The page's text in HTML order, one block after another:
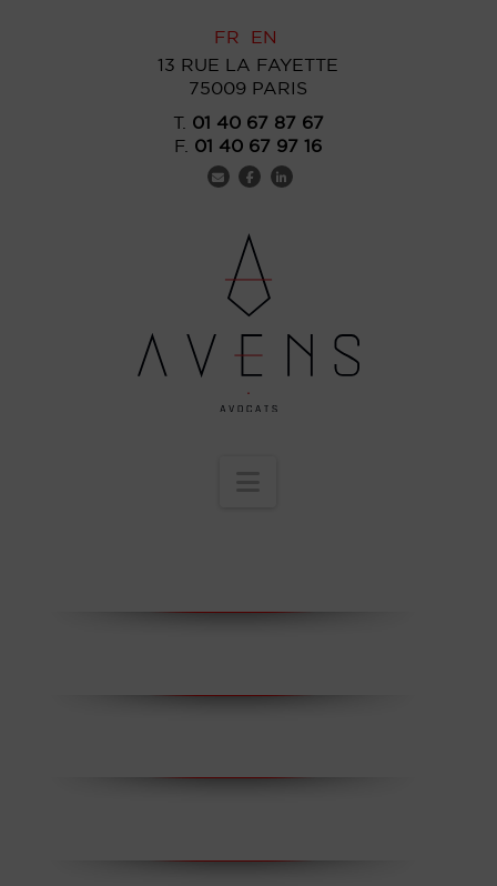
FR
EN
13 RUE LA FAYETTE
75009 PARIS
T. 01 40 67 87 67
F. 01 40 67 97 16